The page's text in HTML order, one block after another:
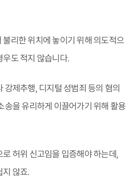
리한 위치에 놓이기 위해 의도적으
도 적지 않습니다.
강제추행, 디지털 성범죄 등의 혐의
송을 유리하게 이끌어가기 위해 활용
허위 신고임을 입증해야 하는데,
지 않죠.